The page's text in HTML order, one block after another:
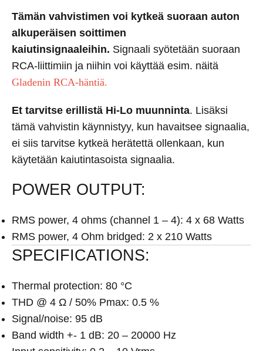
Tämän vahvistimen voi kytkeä suoraan auton
alkuperäisen soittimen
kaiutinsignaaleihin. Signaali syötetään suoraan
RCA-liittimiin ja niihin voi käyttää esim. näitä
Gladenin RCA-häntiä.
Et tarvitse erillistä Hi-Lo muunninta. Lisäksi
tämä vahvistin käynnistyy, kun havaitsee signaalia,
ei siis tarvitse kytkeä herätettä ollenkaan, kun
käytetään kaiutintasoista signaalia.
POWER OUTPUT:
RMS power, 4 ohms (channel 1 – 4): 4 x 68 Watts
RMS power, 4 Ohm bridged: 2 x 210 Watts
SPECIFICATIONS:
Thermal protection: 80 °C
THD @ 4 Ω / 50% Pmax: 0.5 %
Signal/noise: 95 dB
Band width +- 1 dB: 20 – 20000 Hz